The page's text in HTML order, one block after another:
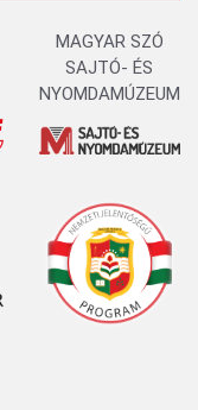
MAGYAR SZÓ
SAJTÓ- ÉS
NYOMDAMÚZEUM